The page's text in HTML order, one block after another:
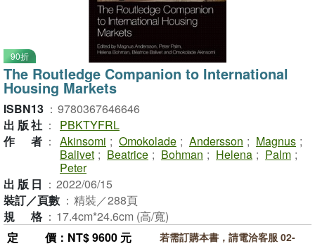
90折
The Routledge Companion to International
Housing Markets
ISBN13 ： 9780367646646
出版社 ：
PBKTYFRL
作者 ： Akinsomi ; Omokolade ; Andersson ; Magnus ;
Balivet ; Beatrice ; Bohman ; Helena ; Palm ;
Peter
出版日 ： 2022/06/15
裝訂／頁數 ： 精裝／288頁
規格 ： 17.4cm*24.6cm (高/寬)
定價 ：NT$ 9600 元
若需訂購本書，請電洽客服 02-